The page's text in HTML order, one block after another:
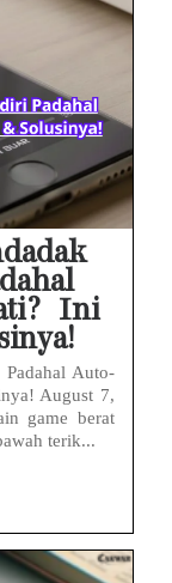
Ini
Auto-
August 7,
game berat
terik...